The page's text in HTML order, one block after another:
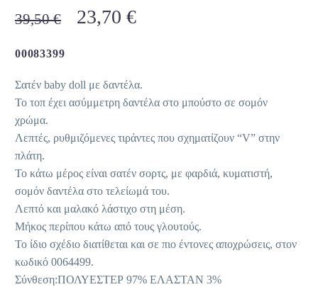
39,50€
Original
39,50 €.
23,70 €Η
23,70 €.
00083399
Σατέν baby doll με δαντέλα.
Το τοπ έχει ασύμμετρη δαντέλα στο μπούστο σε σομόν
χρώμα.
Λεπτές, ρυθμιζόμενες τιράντες που σχηματίζουν “V” στην
πλάτη.
Το κάτω μέρος είναι σατέν σορτς, με φαρδιά, κυματιστή,
σομόν δαντέλα στο τελείωμά του.
Λεπτό και μαλακό λάστιχο στη μέση.
Μήκος περίπου κάτω από τους γλουτούς.
Το ίδιο σχέδιο διατίθεται και σε πιο έντονες αποχρώσεις, στον
κωδικό 0064499.
Σύνθεση:ΠΟΛΥΕΣΤΕΡ 97% ΕΛΑΣΤΑΝ 3%